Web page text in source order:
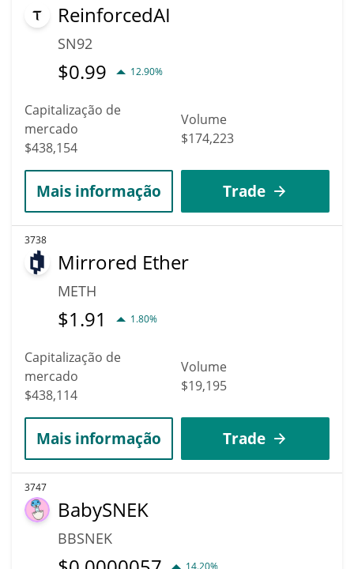
ReinforcedAI
SN92
$0.99 12.90%
Capitalização de
mercado
$438,154
Volume
$174,223
Mais informação Trade
3738
Mirrored Ether
METH
$1.91 1.80%
Capitalização de
mercado
$438,114
Volume
$19,195
Mais informação Trade
3747
BabySNEK
BBSNEK
14.20%